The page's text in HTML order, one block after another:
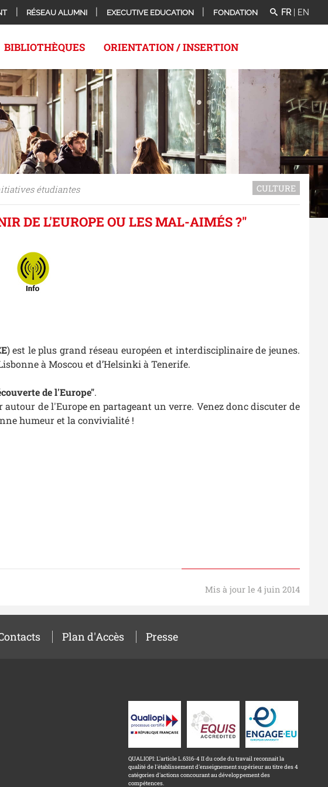
RÉSEAU ALUMNI EXECUTIVE EDUCATION FONDATION FR EN
BIBLIOTHÈQUES ORIENTATION / INSERTION
étudiantes CULTURE
DE L'EUROPE OU LES MAL-AIMÉS ?"
) est le plus grand réseau européen et interdisciplinaire de jeunes.
à Moscou et d’Helsinki à Tenerife.
de l'Europe".
de l'Europe en partageant un verre. Venez donc discuter de
humeur et la convivialité !
Mis à jour le 4 juin 2014
Plan d'Accès Presse
QUALIOPI: L'article L.6316-4 II du code du travail reconnait la
qualité de l'établissement d'enseignement supérieur au titre des 4
catégories d'actions concourant au développement des
compétences.